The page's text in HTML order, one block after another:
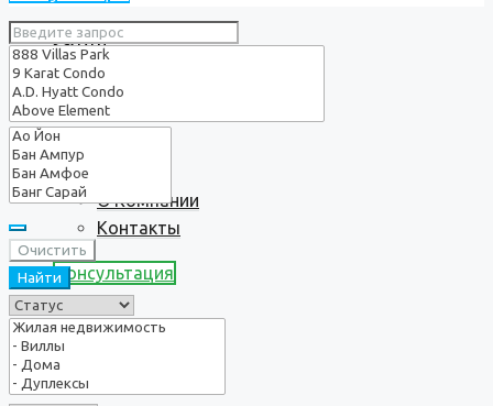
Услуги
О нас
О Компании
Контакты
Консультация
Очистить
Найти